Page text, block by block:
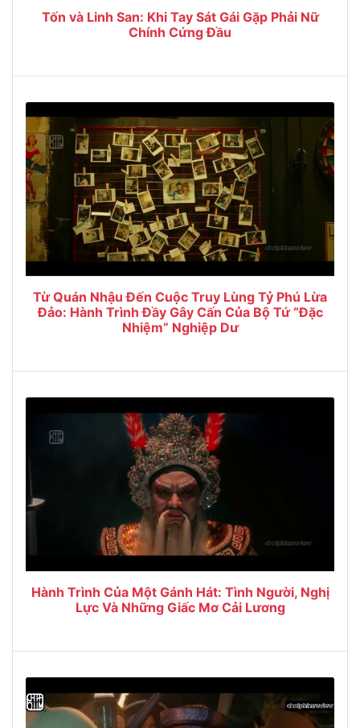
Tốn và Linh San: Khi Tay Sát Gái Gặp Phải Nữ
Chính Cứng Đầu
Từ Quán Nhậu Đến Cuộc Truy Lùng Tỷ Phú Lừa
Đảo: Hành Trình Đầy Gây Cấn Của Bộ Tứ “Đặc
Nhiệm” Nghiệp Dư
Hành Trình Của Một Gánh Hát: Tình Người, Nghị
Lực Và Những Giấc Mơ Cải Lương